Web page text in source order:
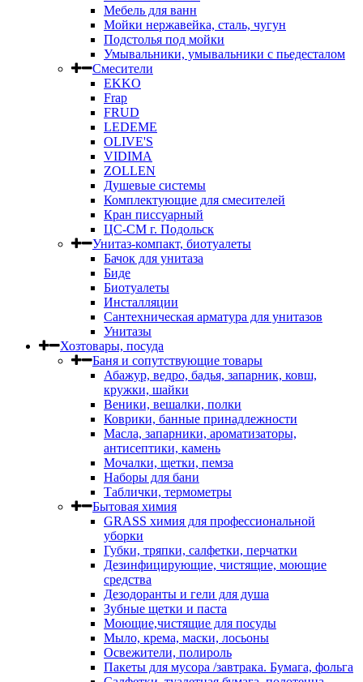
Мебель для ванн
Мойки нержавейка, сталь, чугун
Подстолья под мойки
Умывальники, умывальники с пьедесталом
Смесители
EKKO
Frap
FRUD
LEDEME
OLIVE'S
VIDIMA
ZOLLEN
Душевые системы
Комплектующие для смесителей
Кран писсуарный
ЦС-СМ г. Подольск
Унитаз-компакт, биотуалеты
Бачок для унитаза
Биде
Биотуалеты
Инсталляции
Сантехническая арматура для унитазов
Унитазы
Хозтовары, посуда
Баня и сопутствующие товары
Абажур, ведро, бадья, запарник, ковш,
кружки, шайки
Веники, вешалки, полки
Коврики, банные принадлежности
Масла, запарники, ароматизаторы,
антисептики, камень
Мочалки, щетки, пемза
Наборы для бани
Таблички, термометры
Бытовая химия
GRASS химия для профессиональной
уборки
Губки, тряпки, салфетки, перчатки
Дезинфицирующие, чистящие, моющие
средства
Дезодоранты и гели для душа
Зубные щетки и паста
Моющие,чистящие для посуды
Мыло, крема, маски, лосьоны
Освежители, полироль
Пакеты для мусора /завтрака. Бумага, фольга